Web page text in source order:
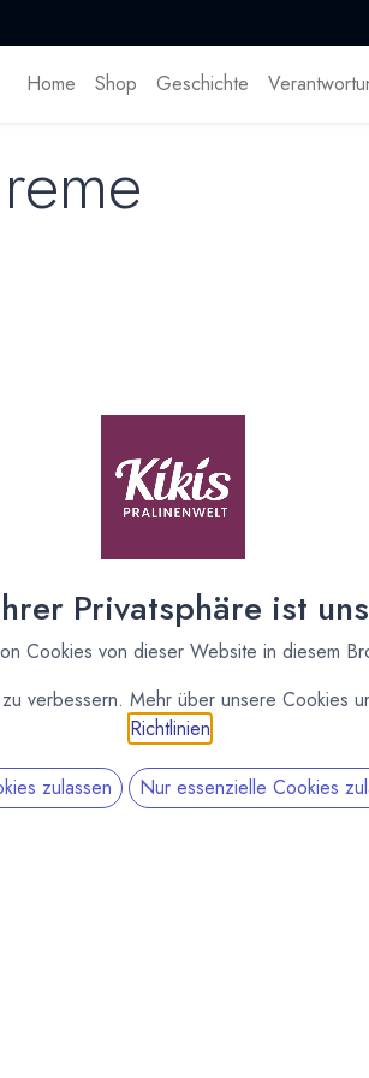
Home Shop Geschichte
Masse verrühren.
Privatsphäre ist
Cookies von dieser Website in diesem
verbessern. Mehr über unsere Cookies
Richtlinien
zulassen Nur essenzielle Cookies